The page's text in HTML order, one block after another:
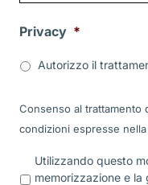
Privacy *
Autorizzo il
Consenso al trattamento
condizioni espresse
r
Utilizzando questo
memorizzazione e